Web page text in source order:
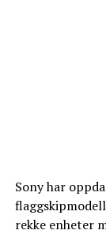
Sony har
rekke enheter